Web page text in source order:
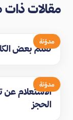
مقالات
مدوّنة
تعلم بعض
مدوّنة
الاستعلام عن
الحجز